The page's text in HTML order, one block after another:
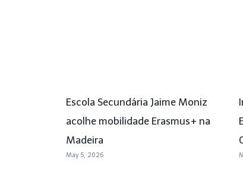
Escola Secundária Jaime Moniz
acolhe mobilidade Erasmus+ na
Madeira
May 5, 2026